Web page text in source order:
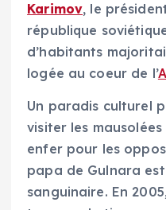
Karimov, le
république
d’habitants
logée au coeur de l’
Un paradis culturel
visiter les
enfer pour les
papa de Gulnara
sanguinaire. En